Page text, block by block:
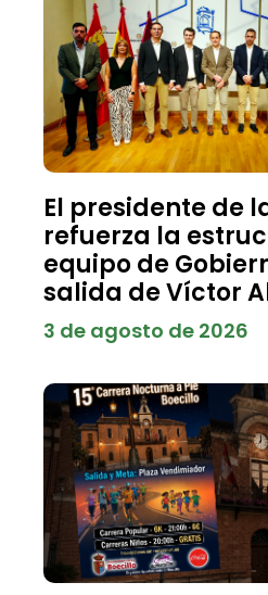
El presidente de
refuerza la
equipo de
salida de Víctor
3 de agosto de 2026